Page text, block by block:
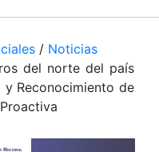
/ Noticias
del norte del país
y Reconocimiento de